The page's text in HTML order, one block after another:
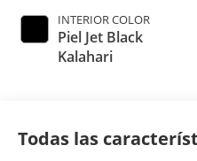
INTERIOR COLOR
Piel Jet Black
Kalahari
Todas las